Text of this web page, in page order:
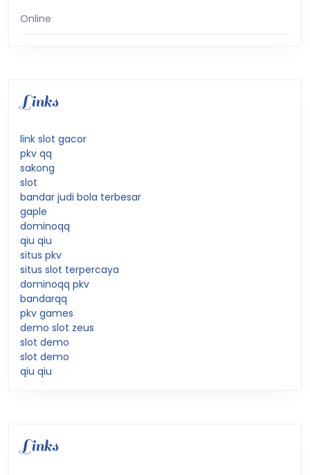
Online
Links
link slot gacor
pkv qq
sakong
slot
bandar judi bola terbesar
gaple
dominoqq
qiu qiu
situs pkv
situs slot terpercaya
dominoqq pkv
bandarqq
pkv games
demo slot zeus
slot demo
slot demo
qiu qiu
Links